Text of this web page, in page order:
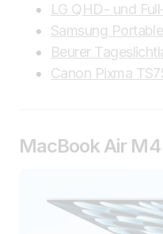
LG QHD- und
Samsung
Beurer
Canon Pixma
MacBook Air M4